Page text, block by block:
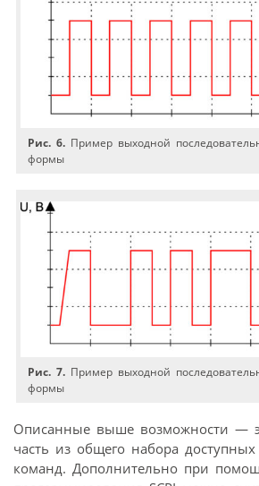
Рис. 6. Пример выходной
формы
Рис. 7. Пример выходной
формы
Описанные выше возможности —
часть из общего набора
команд. Дополнительно при